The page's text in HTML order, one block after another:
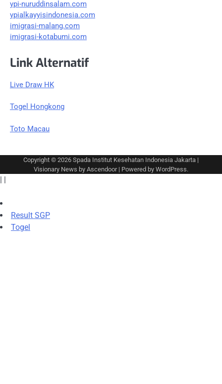
ypi-nuruddinsalam.com
ypialkayyisindonesia.com
imigrasi-malang.com
imigrasi-kotabumi.com
Link Alternatif
Live Draw HK
Togel Hongkong
Toto Macau
Copyright © 2026 Spada Institut Kesehatan Indonesia Jakarta |
Visionary News by Ascendoor| Powered by WordPress.
| |
Result SGP
Togel